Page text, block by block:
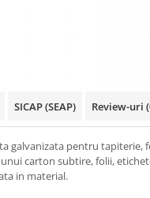
SICAP (SEAP) Review-uri
galvanizata pentru
carton subtire, folii,
in material.